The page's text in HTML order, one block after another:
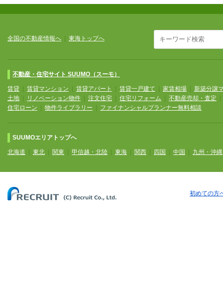
全国の不動産情報へ 東海トップへ
不動産・住宅サイト SUUMO（スーモ）
賃貸 賃貸マンション 賃貸アパート 賃貸一戸建て 家賃相場
新築分譲
土地
リノベーション物件 注文住宅 住宅リフォーム 不動産売却・査定
住宅ローン
物件ライブラリー ファイナンシャルプランナー無料相談
SUUMOエリアトップへ
北海道 東北 関東 甲信越・北陸 東海 関西 四国 中国 九州・沖縄
初めての方